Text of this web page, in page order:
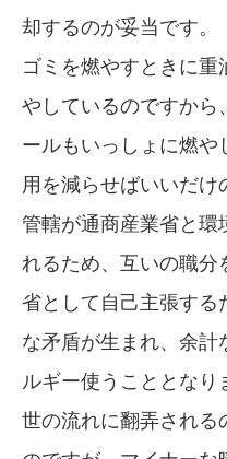
却するのが妥当です。
ゴミを燃やすときに重
やしているのですから
ールもいっしょに燃や
用を減らせばいいだけ
管轄が通商産業省と環
れるため、互いの職分
省として自己主張する
な矛盾が生まれ、余計
ルギー使うこととなり
世の流れに翻弄される